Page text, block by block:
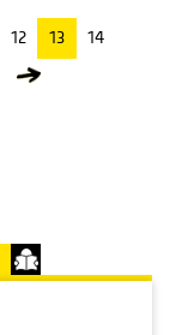
12 13 14